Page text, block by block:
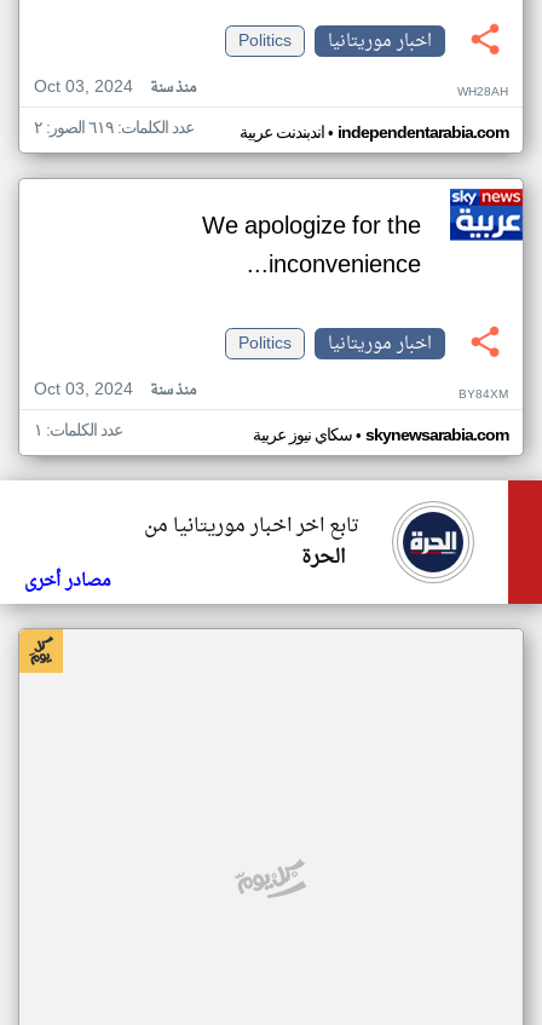
اخبار موريتانيا
Politics
Oct 03, 2024
منذ سنة WH28AH
اندبندنت عربية• independentarabia.com عدد الكلمات: ٦١٩ الصور: ٢
We apologize for the
inconvenience...
اخبار موريتانيا
Politics
Oct 03, 2024
منذ سنة BY84XM
سكاي نيوز عربية• skynewsarabia.com عدد الكلمات: ١
تابع اخر اخبار موريتانيا من
الحرة
مصادر أخرى